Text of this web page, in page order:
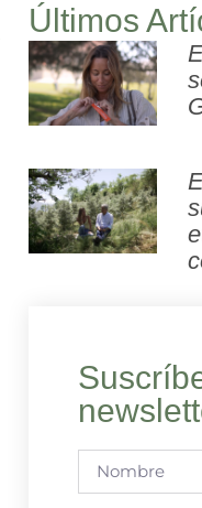
Últimos